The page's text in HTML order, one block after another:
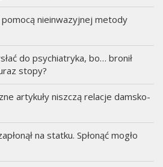
nieinwazyjnej metody
do psychiatryka, bo… bronił
stopy?
artykuły niszczą relacje damsko-
na statku. Spłonąć mogło